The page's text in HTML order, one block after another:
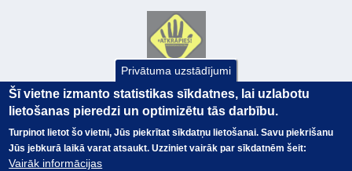
Privātuma uzstādījumi
Šī vietne izmanto statistikas sīkdatnes, lai uzlabotu
lietošanas pieredzi un optimizētu tās darbību.
Turpinot lietot šo vietni, Jūs piekrītat sīkdatņu lietošanai. Savu piekrišanu
Jūs jebkurā laikā varat atsaukt. Uzziniet vairāk par sīkdatnēm šeit:
Vairāk informācijas